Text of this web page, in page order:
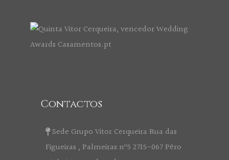
Contactos
Sede Grupo Vitor Cerqueira Rua das
Figueiras , Palmeiras nº5 2715-067 Pêro